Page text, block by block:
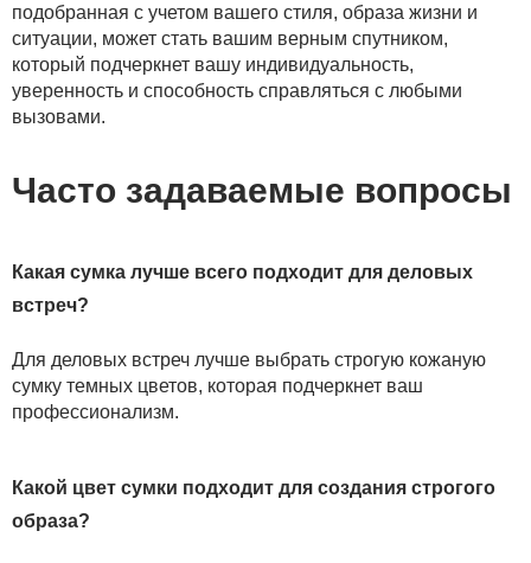
подобранная с учетом вашего стиля, образа жизни и
ситуации, может стать вашим верным спутником,
который подчеркнет вашу индивидуальность,
уверенность и способность справляться с любыми
вызовами.
Часто задаваемые вопросы
Какая сумка лучше всего подходит для деловых
встреч?
Для деловых встреч лучше выбрать строгую кожаную
сумку темных цветов, которая подчеркнет ваш
профессионализм.
Какой цвет сумки подходит для создания строгого
образа?